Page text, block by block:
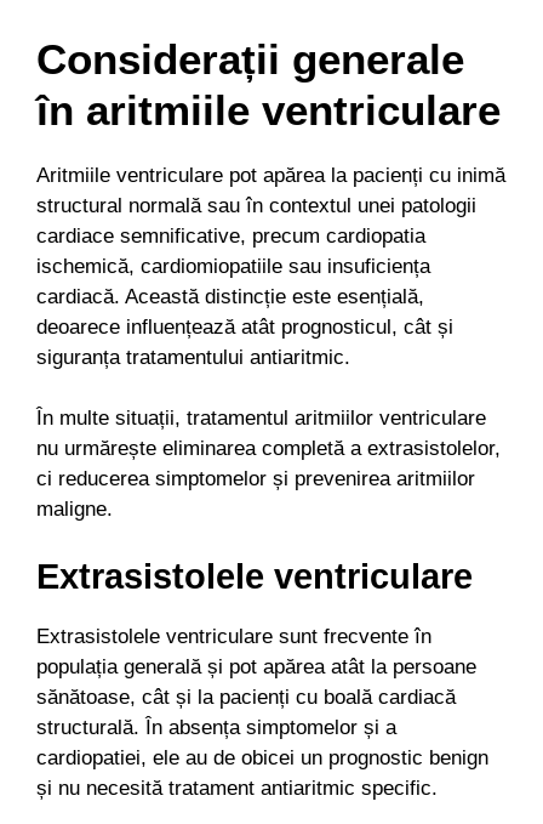
Considerații generale
în aritmiile ventriculare
Aritmiile ventriculare pot apărea la pacienți cu inimă
structural normală sau în contextul unei patologii
cardiace semnificative, precum cardiopatia
ischemică, cardiomiopatiile sau insuficiența
cardiacă. Această distincție este esențială,
deoarece influențează atât prognosticul, cât și
siguranța tratamentului antiaritmic.
În multe situații, tratamentul aritmiilor ventriculare
nu urmărește eliminarea completă a extrasistolelor,
ci reducerea simptomelor și prevenirea aritmiilor
maligne.
Extrasistolele ventriculare
Extrasistolele ventriculare sunt frecvente în
populația generală și pot apărea atât la persoane
sănătoase, cât și la pacienți cu boală cardiacă
structurală. În absența simptomelor și a
cardiopatiei, ele au de obicei un prognostic benign
și nu necesită tratament antiaritmic specific.